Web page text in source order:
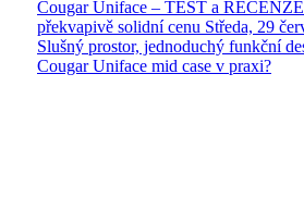
Cougar Uniface – TEST a
překvapivě solidní cenu Středa, 29
Slušný prostor, jednoduchý funkční
Cougar Uniface mid case v praxi?